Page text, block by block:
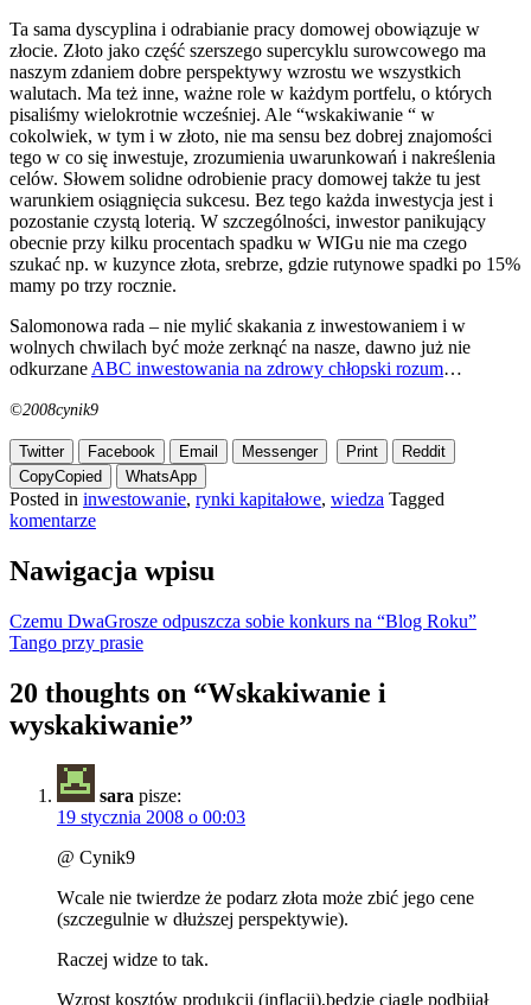
Ta sama dyscyplina i odrabianie pracy domowej obowiązuje w
złocie. Złoto jako część szerszego supercyklu surowcowego ma
naszym zdaniem dobre perspektywy wzrostu we wszystkich
walutach. Ma też inne, ważne role w każdym portfelu, o których
pisaliśmy wielokrotnie wcześniej. Ale “wskakiwanie “ w
cokolwiek, w tym i w złoto, nie ma sensu bez dobrej znajomości
tego w co się inwestuje, zrozumienia uwarunkowań i nakreślenia
celów. Słowem solidne odrobienie pracy domowej także tu jest
warunkiem osiągnięcia sukcesu. Bez tego każda inwestycja jest i
pozostanie czystą loterią. W szczególności, inwestor panikujący
obecnie przy kilku procentach spadku w WIGu nie ma czego
szukać np. w kuzynce złota, srebrze, gdzie rutynowe spadki po 15%
mamy po trzy rocznie.
Salomonowa rada – nie mylić skakania z inwestowaniem i w
wolnych chwilach być może zerknąć na nasze, dawno już nie
odkurzane ABC inwestowania na zdrowy chłopski rozum…
©2008cynik9
Twitter Facebook Email Messenger Print
Reddit
CopyCopied WhatsApp
Posted in inwestowanie, rynki kapitałowe, wiedza Tagged
komentarze
Nawigacja wpisu
Czemu DwaGrosze odpuszcza sobie konkurs na “Blog Roku”
Tango przy prasie
20 thoughts on “Wskakiwanie i
wyskakiwanie”
sara pisze:
19 stycznia 2008 o 00:03
@ Cynik9
Wcale nie twierdze że podarz złota może zbić jego cene
(szczegulnie w dłuższej perspektywie).
Raczej widze to tak.
Wzrost kosztów produkcji (inflacji),będzie ciągle podbijał